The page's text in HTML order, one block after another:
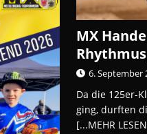
MX
6. September
Da die 125er-
ging, durften
[...MEHR